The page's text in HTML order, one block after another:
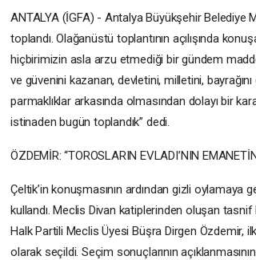
ANTALYA (İGFA) - Antalya Büyükşehir Belediye
toplandı. Olağanüstü toplantının açılışında
hiçbirimizin asla arzu etmediği bir gündem
ve güvenini kazanan, devletini, milletini,
parmaklıklar arkasında olmasından dolayı bir
istinaden bugün toplandık” dedi.
ÖZDEMİR: “TOROSLARIN EVLADI’NIN
Çeltik’in konuşmasının ardından gizli oylamaya
kullandı. Meclis Divan katiplerinden oluşan
Halk Partili Meclis Üyesi Büşra Dirgen Özdemir,
olarak seçildi. Seçim sonuçlarının